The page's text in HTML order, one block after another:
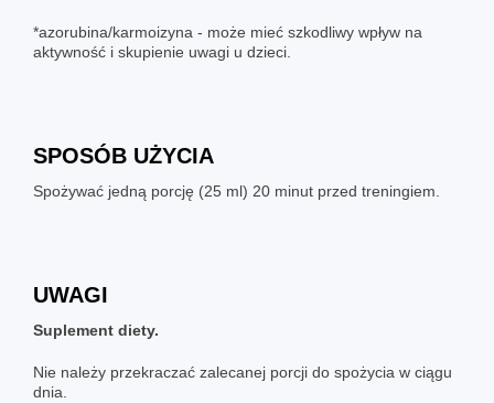
*azorubina/karmoizyna - może mieć szkodliwy wpływ na
aktywność i skupienie uwagi u dzieci.
SPOSÓB UŻYCIA
Spożywać jedną porcję (25 ml) 20 minut przed treningiem.
UWAGI
Suplement diety.
Nie należy przekraczać zalecanej porcji do spożycia w ciągu
dnia.